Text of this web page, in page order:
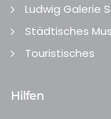
Ludwig Galerie
Städtisches
Touristisches
Hilfen